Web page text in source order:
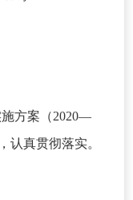
方案（2020—
认真贯彻落实。